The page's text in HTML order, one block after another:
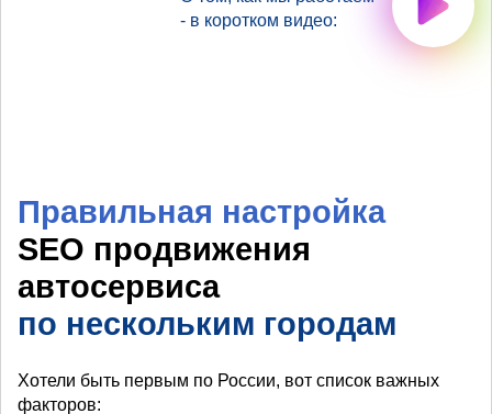
- в коротком видео:
Правильная настройка
SEO продвижения
автосервиса
по нескольким городам
Хотели быть первым по России, вот список важных
факторов: